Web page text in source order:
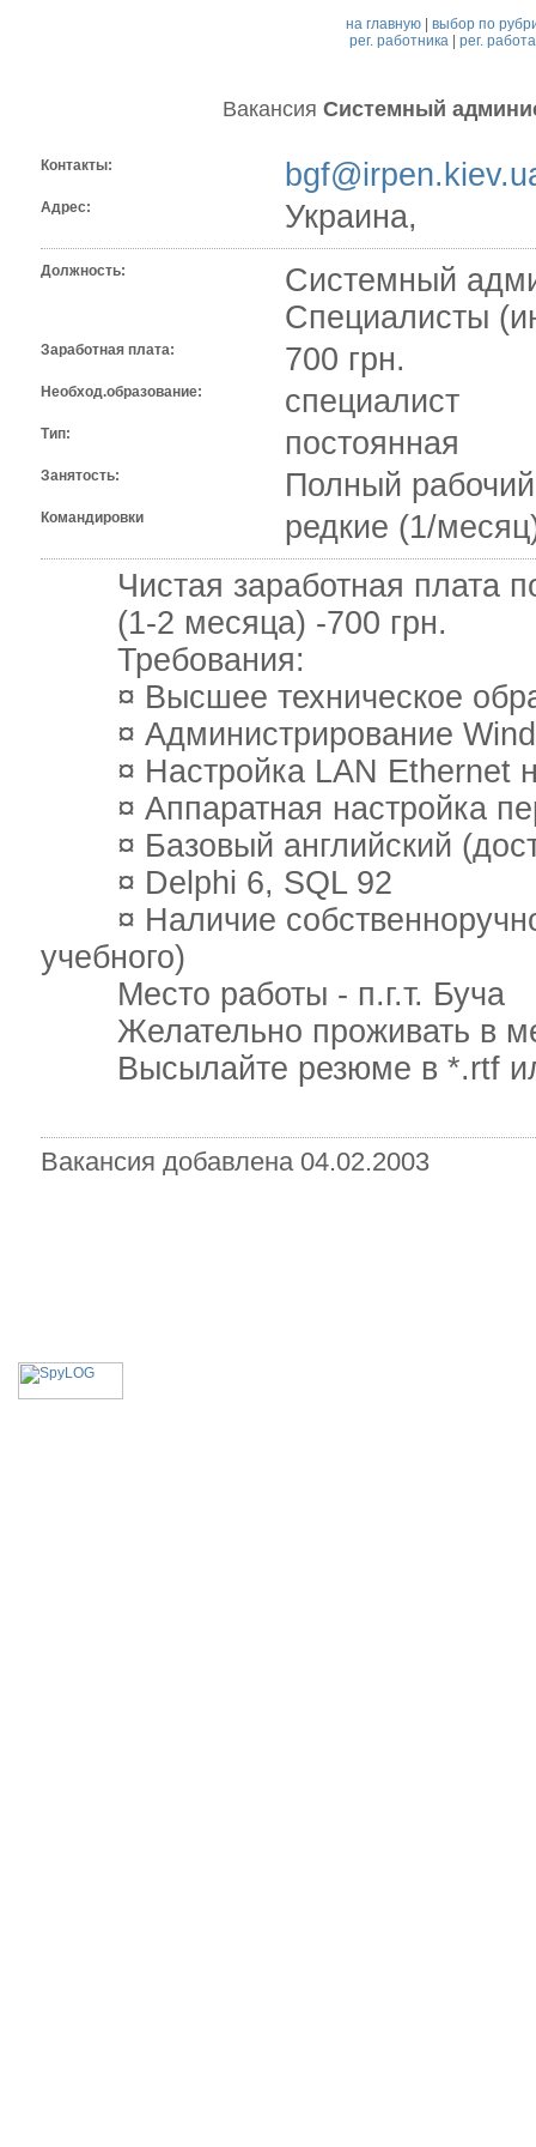
на главную |выбор по
рег. работника| рег.
ВакансияCистемный
Контакты:
Адрес: Украина,
Должность:
Cистемный
Специалисты
Заработная плата: 700 грн.
Необход.образование: специалист
Тип: постоянная
Занятость: Полный
Командировки
редкие (1/
Чистая заработная плата по
(1-2 месяца) -700 грн.
Требования:
¤ Высшее техническое
¤ Администрирование
¤ Настройка LAN Ethernet
¤ Аппаратная настройка
¤ Базовый английский
¤ Delphi 6, SQL 92
¤ Наличие собственноручно
учебного)
Место работы - п.г.т. Буча
Желательно проживать в
Высылайте резюме в *.rtf
Вакансия добавлена 04.02.2003